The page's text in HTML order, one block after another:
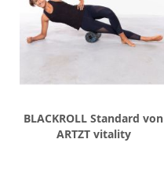
BLACKROLL Standard von
ARTZT vitality